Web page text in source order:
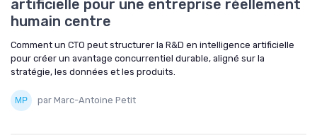
artificielle pour une entreprise réellement
humain centre
Comment un CTO peut structurer la R&D en intelligence artificielle
pour créer un avantage concurrentiel durable, aligné sur la
stratégie, les données et les produits.
par Marc-Antoine Petit